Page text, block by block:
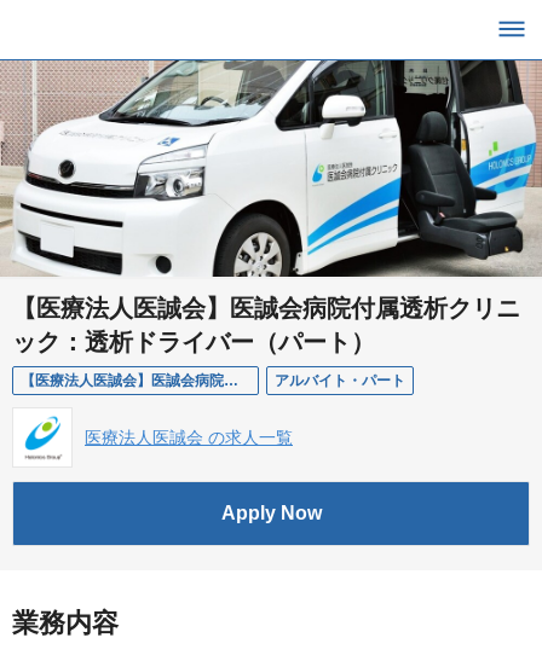
【医療法人医誠会】医誠会病院付属透析クリニ
ック：透析ドライバー（パート）
【医療法人医誠会】医誠会病院付属透析クリニック：透析ドライバー（パート） アルバイト・パート
医療法人医誠会 の求人一覧
Apply Now
業務内容